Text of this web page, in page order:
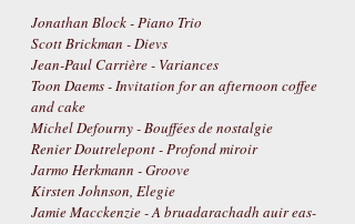
Jonathan Block - Piano Trio
Scott Brickman - Dievs
Jean-Paul Carrière - Variances
Toon Daems - Invitation for an afternoon coffee
and cake
Michel Defourny - Bouffées de nostalgie
Renier Doutrelepont - Profond miroir
Jarmo Herkmann - Groove
Kirsten Johnson, Elegie
Jamie Macckenzie - A bruadarachadh auir eas-